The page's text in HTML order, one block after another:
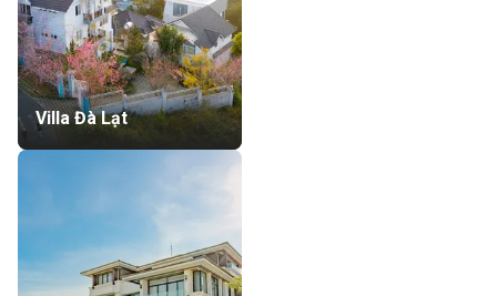
Villa Đà Lạt